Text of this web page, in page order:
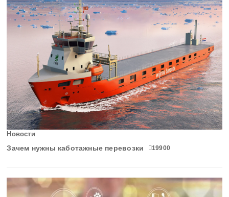
Ульяновская область
Хабаровский край
Хакасия
Ханты-Мансийский АО
Херсонская область
Челябинская область
Чеченская Республика
Чувашская Республика
Новости
Зачем нужны каботажные перевозки 19900